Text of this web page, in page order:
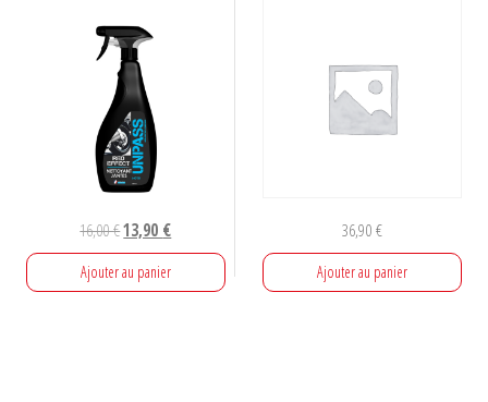
16,00€Le
prix
initial
13,90 €Le
prix
Ajouter au panier
36,90€
Ajouter au panier